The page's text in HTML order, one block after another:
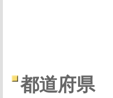
都道府県